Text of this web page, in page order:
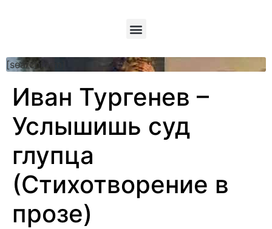
[searchform]
Иван Тургенев –
Услышишь суд
глупца
(Стихотворение в
прозе)